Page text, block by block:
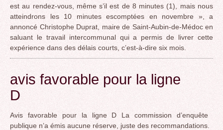
est au rendez-vous, même s’il est de 8 minutes (1), mais nous
atteindrons les 10 minutes escomptées en novembre », a
annoncé Christophe Duprat, maire de Saint-Aubin-de-Médoc en
saluant le travail intercommunal qui a permis de livrer cette
expérience dans des délais courts, c’est-à-dire six mois.
avis favorable pour la ligne
D
Avis favorable pour la ligne D La commission d’enquête
publique n’a émis aucune réserve, juste des recommandations.